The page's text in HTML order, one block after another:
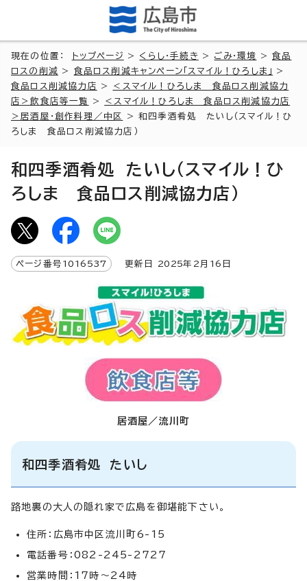
現在の位置： トップページ > くらし・手続き > ごみ・環境 >食品
ロスの削減 > 食品ロス削減キャンペーン「スマイル！ひろしま」
>
食品ロス削減協力店
>
＜スマイル！ひろしま 食品ロス削減協力
店＞飲食店等一覧
>
＜スマイル！ひろしま 食品ロス削減協力店
＞居酒屋・創作料理／中区
> 和四季酒肴処 たいし（スマイル！ひ
ろしま 食品ロス削減協力店）
和四季酒肴処 たいし（スマイル！ひ
ろしま 食品ロス削減協力店）
ページ番号 1016537 更新日 2025年2月 16 日
居酒屋／流川町
和四季酒肴処 たいし
路地裏の大人の隠れ家で広島を御堪能下さい。
住所：広島市中区流川町6-15
電話番号：082-245-2727
営業時間：17時～24時